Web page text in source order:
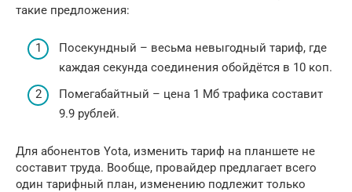
такие предложения:
Посекундный – весьма невыгодный тариф, где
каждая секунда соединения обойдётся в 10 коп.
Помегабайтный – цена 1 Мб трафика составит
9.9 рублей.
Для абонентов Yota, изменить тариф на планшете не
составит труда. Вообще, провайдер предлагает всего
один тарифный план, изменению подлежит только